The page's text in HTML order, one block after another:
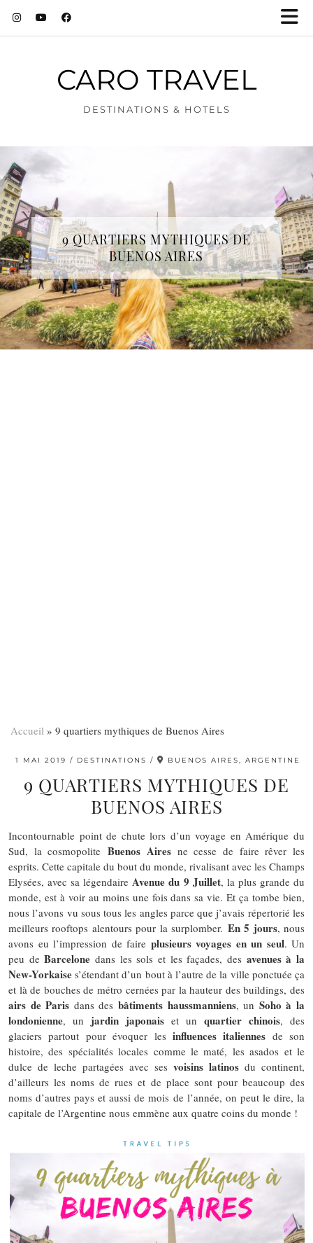
CARO TRAVEL
DESTINATIONS & HOTELS
9 QUARTIERS MYTHIQUES DE
BUENOS AIRES
Accueil » 9 quartiers mythiques de Buenos Aires
1 MAI 2019 DESTINATIONS BUENOS AIRES, ARGENTINE
9 QUARTIERS MYTHIQUES DE
BUENOS AIRES
Incontournable point de chute lors d’un voyage en Amérique du
Sud, la cosmopoliteBuenos Airesne cesse de faire rêver les
esprits. Cette capitale du bout du monde, rivalisant avec les Champs
Elysées, avec sa légendaireAvenue du 9 Juillet, la plus grande du
monde, est à voir au moins une fois dans sa vie. Et ça tombe bien,
nous l’avons vu sous tous les angles parce que j’avais répertorié les
meilleurs rooftops alentours pour la surplomber. En 5 jours, nous
avons eu l’impression de faire plusieurs voyages en un seul. Un
peu deBarcelone dans les sols et les façades, des avenues à la
New-Yorkaise s’étendant d’un bout à l’autre de la ville ponctuée ça
et là de bouches de métro cernées par la hauteur des buildings, des
airs de Paris dans desbâtiments haussmanniens, un Soho à la
londonienne, un jardin japonais et un quartier chinois, des
glaciers partout pour évoquer les influences italiennes de son
histoire, des spécialités locales comme le maté, les asados et le
dulce de leche partagées avec ses voisins latinos du continent,
d’ailleurs les noms de rues et de place sont pour beaucoup des
noms d’autres pays et aussi de mois de l’année, on peut le dire, la
capitale de l’Argentine nous emmène aux quatre coins du monde !